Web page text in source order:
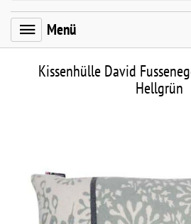
Menü
Kissenhülle David
Hellgrün